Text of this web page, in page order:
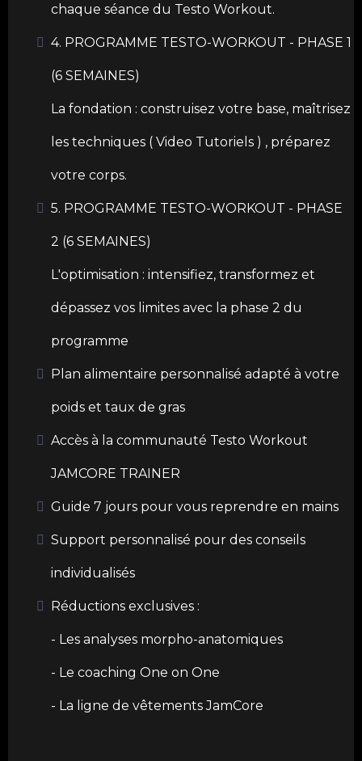
chaque séance du Testo Workout.
4. PROGRAMME TESTO-WORKOUT - PHASE 1
(6 SEMAINES)
La fondation : construisez votre base, maîtrisez
les techniques ( Video Tutoriels ) , préparez
votre corps.
5. PROGRAMME TESTO-WORKOUT - PHASE
2 (6 SEMAINES)
L'optimisation : intensifiez, transformez et
dépassez vos limites avec la phase 2 du
programme
Plan alimentaire personnalisé adapté à votre
poids et taux de gras
Accès à la communauté Testo Workout
JAMCORE TRAINER
Guide 7 jours pour vous reprendre en mains
Support personnalisé pour des conseils
individualisés
Réductions exclusives :
- Les analyses morpho-anatomiques
- Le coaching One on One
- La ligne de vêtements JamCore